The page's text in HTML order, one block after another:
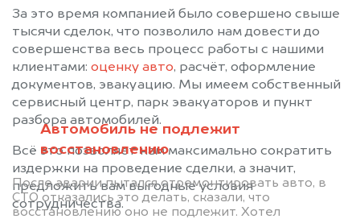
Автомобиль не подлежит
восстановлению
После аварии пытался отремонтировать авто, в
СТО отказались это делать, сказали, что
восстановлению оно не подлежит. Хотел
За это время компанией было совершено свыше
тысячи сделок, что позволило нам довести до
совершенства весь процесс работы с нашими
клиентами: оценку авто, расчёт, оформление
документов, эвакуацию. Мы имеем собственный
сервисный центр, парк эвакуаторов и пункт
разбора автомобилей.
Всё это позволяет нам максимально сократить
издержки на проведение сделки, а значит,
предложить вам выгодные условия
сотрудничества.